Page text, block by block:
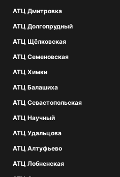
АТЦ Дмитровка
АТЦ Долгопрудный
АТЦ Щёлковская
АТЦ Семеновская
АТЦ Химки
АТЦ Балашиха
АТЦ Севастопольская
АТЦ Научный
АТЦ Удальцова
АТЦ Алтуфьево
АТЦ Лобненская